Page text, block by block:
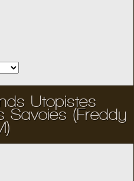
Utopistes
Savoies (Freddy